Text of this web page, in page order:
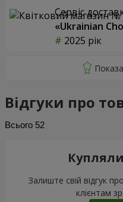
Сервіс
«Ukrainian
2025 рік
Відгуки про
Всього 52
Залиште свій відгук
клієнтам